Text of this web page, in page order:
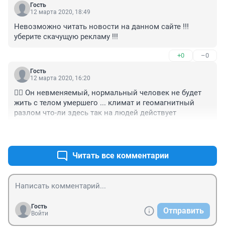
Гость
12 марта 2020, 18:49
Невозможно читать новости на данном сайте !!!
уберите скачущую рекламу !!!
+0 –0
Гость
12 марта 2020, 16:20
🤦‍♀️ Он невменяемый, нормальный человек не будет
жить с телом умершего ... климат и геомагнитный
разлом что-ли здесь так на людей действует
Читать все комментарии
Гость
Войти
Отправить